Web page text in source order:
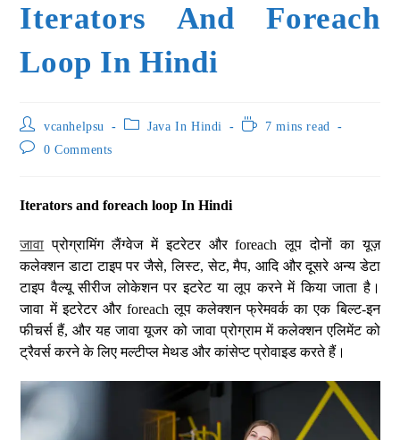
Iterators And Foreach
Loop In Hindi
vcanhelpsu Java In Hindi
7 mins read
0 Comments
Iterators and foreach loop In Hindi
जावा प्रोग्रामिंग लैंग्वेज में इटरेटर और foreach लूप दोनों का यूज़
कलेक्शन डाटा टाइप पर जैसे, लिस्ट, सेट, मैप, आदि और दूसरे अन्य डेटा
टाइप वैल्यू सीरीज लोकेशन पर इटरेट या लूप करने में किया जाता है।
जावा में इटरेटर और foreach लूप कलेक्शन फ्रेमवर्क का एक बिल्ट-इन
फीचर्स हैं, और यह जावा यूजर को जावा प्रोग्राम में कलेक्शन एलिमेंट को
ट्रैवर्स करने के लिए मल्टीप्ल मेथड और कांसेप्ट प्रोवाइड करते हैं।